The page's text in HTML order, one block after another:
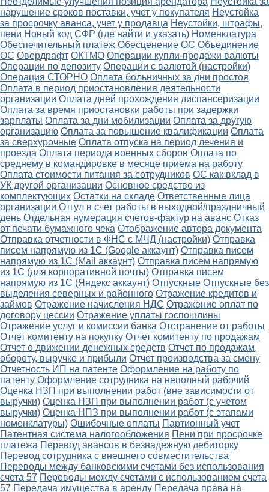
нарушение сроков поставки, учет у покупателя Неустойка
за просрочку аванса, учет у продавца Неустойки, штрафы,
пени Новый код СФР (где найти и указать) Номенклатура
Обеспечительный платеж Обесценение ОС Объединение
ОС Овердрафт ОКТМО Операции купли-продажи валюты
Операции по депозиту Операции с валютой (настройки)
Операция СТОРНО Оплата больничных за дни простоя
Оплата в период приостановления деятельности
организации Оплата дней прохождения диспансеризации
Оплата за время приостановки работы при задержки
зарплаты Оплата за дни мобилизации Оплата за другую
организацию Оплата за повышение квалификации Оплата
за сверхурочные Оплата отпуска на период лечения и
проезда Оплата периода военных сборов Оплата по
среднему в командировке в месяце приема на работу
Оплата стоимости питания за сотрудников ОС как вклад в
УК другой организации Основное средство из
комплектующих Остатки на складе Ответственные лица
организации Отгул в счет работы в выходной/праздничный
день Отдельная нумерация счетов-фактур на аванс Отказ
от печати бумажного чека Отображение автора документа
Отправка отчетности в ФНС с МЧД (настройки) Отправка
писем напрямую из 1С (Google аккаунт) Отправка писем
напрямую из 1С (Mail аккаунт) Отправка писем напрямую
из 1С (для корпоративной почты) Отправка писем
напрямую из 1С (Яндекс аккаунт) Отпускные Отпускные без
выделения северных и районного Отражение кредитов и
займов Отражение начисления НДС Отражение оплат по
договору цессии Отражение уплаты госпошлины
Отражение услуг и комиссии банка Отстранение от работы
Отчет комитенту на покупку Отчет комитенту по продажам
Отчет о движении денежных средств Отчет по продажам,
обороту, выручке и прибыли Отчет производства за смену
Отчетность ИП на патенте Оформление на работу по
патенту Оформление сотрудника на неполный рабочий
Оценка НЗП при выполнении работ (вне зависимости от
выручки) Оценка НЗП при выполнении работ (с учетом
выручки) Оценка НПЗ при выполнении работ (с этапами
номенклатуры) Ошибочные оплаты Партионный учет
Патентная система налогообложения Пени при просрочке
платежа Перевод авансов в безнадежную дебиторку
Перевод сотрудника с внешнего совместительства
Переводы между банковскими счетами без использования
счета 57 Переводы между счетами с использованием счета
57 Передача имущества в аренду Передача права на